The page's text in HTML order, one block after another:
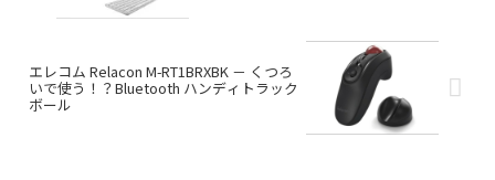
エレコム Relacon M-RT1BRXBK － くつろ
いで使う！？Bluetooth ハンディトラック
ボール